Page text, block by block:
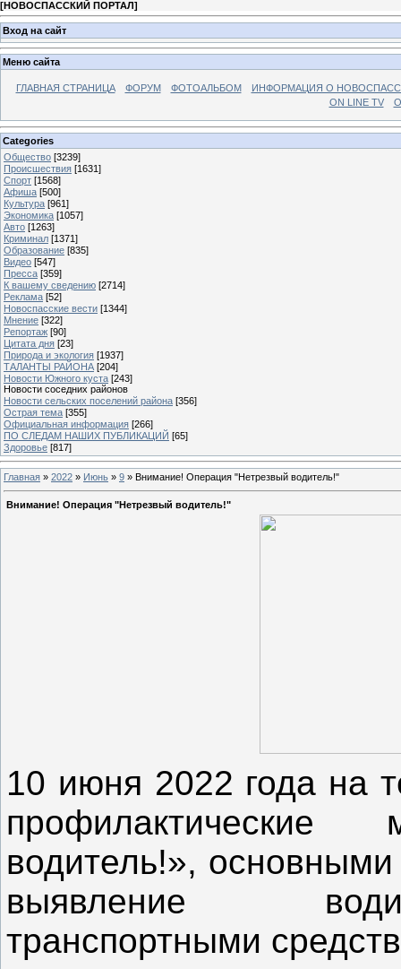
[НОВОСПАССКИЙ ПОРТАЛ]
Вход на сайт
Меню сайта
ГЛАВНАЯ СТРАНИЦА ФОРУМ ФОТОАЛЬБОМ
ИНФОРМАЦИЯ О
ON LINE TV
Categories
Общество [3239]
Происшествия [1631]
Спорт [1568]
Афиша [500]
Культура [961]
Экономика [1057]
Авто [1263]
Криминал [1371]
Образование [835]
Видео [547]
Пресса [359]
К вашему сведению [2714]
Реклама [52]
Новоспасские вести [1344]
Мнение [322]
Репортаж [90]
Цитата дня [23]
Природа и экология [1937]
ТАЛАНТЫ РАЙОНА [204]
Новости Южного куста [243]
Новости соседних районов
Новости сельских поселений района [356]
Острая тема [355]
Официальная информация [266]
ПО СЛЕДАМ НАШИХ ПУБЛИКАЦИЙ [65]
Здоровье [817]
Главная » 2022 » Июнь » 9 » Внимание! Операция "Нетрезвый водитель!"
Внимание! Операция "Нетрезвый водитель!"
10 июня 2022 года на
профилактические
водитель!»,
выявление
транспортными